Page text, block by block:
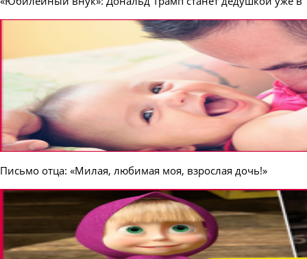
Письмо отца: «Милая, любимая моя, взрослая дочь!»